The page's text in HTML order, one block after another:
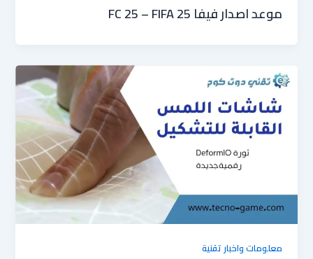
موعد اصدار فيفا FC 25 – FIFA 25
معلومات واخبار تقنية